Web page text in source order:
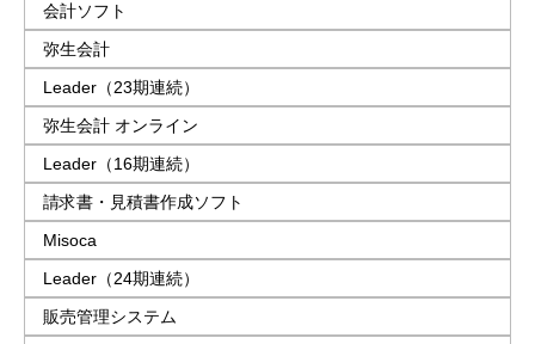
会計ソフト
弥生会計
Leader（23期連続）
弥生会計 オンライン
Leader（16期連続）
請求書・見積書作成ソフト
Misoca
Leader（24期連続）
販売管理システム